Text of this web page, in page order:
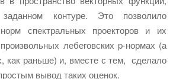
контуре. Это позволило
спектральных проекторов и их
лебеговских p-нормах (а
как раньше) и, вместе с тем, сделало
вывод таких оценок.